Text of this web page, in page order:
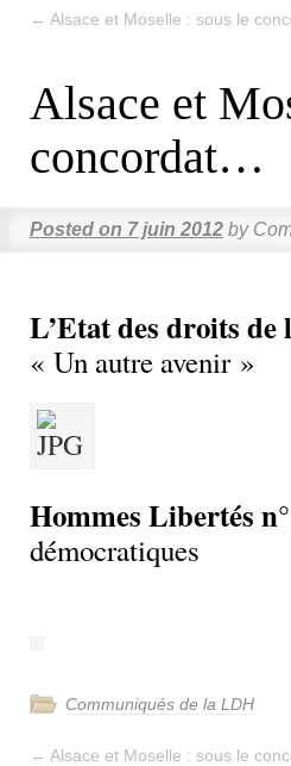
← Alsace et Moselle : sous le
Alsace et
concordat…
Posted on 7 juin 2012 by
L’Etat des droits de
« Un autre avenir »
Hommes Libertés
démocratiques
Communiqués de la LDH
← Alsace et Moselle : sous le